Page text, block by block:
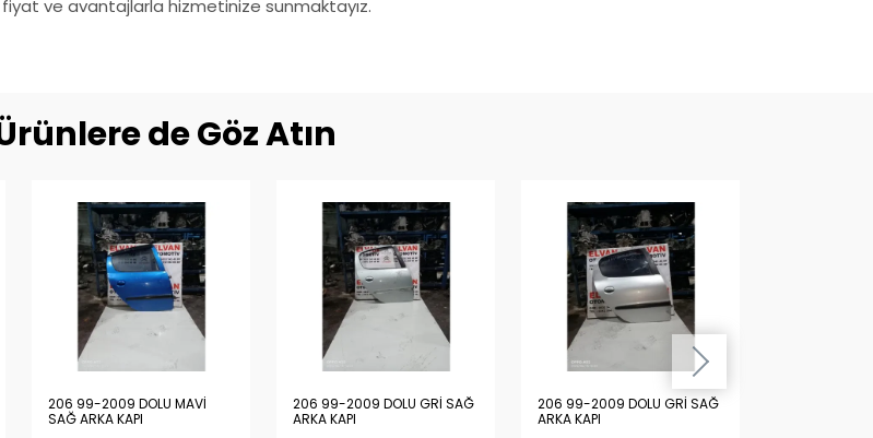
ve avantajlarla hizmetinize sunmaktayız.
de Göz Atın
206 99-2009 DOLU MAVİ
SAĞ ARKA KAPI
206 99-2009 DOLU GRİ SAĞ
ARKA KAPI
206 99-2009 DOLU GRİ SAĞ
ARKA KAPI